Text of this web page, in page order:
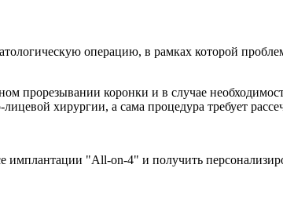
операцию, в рамках которой
прорезывании коронки и в случае
хирургии, а сама процедура требует
имплантации "All-on-4" и получить